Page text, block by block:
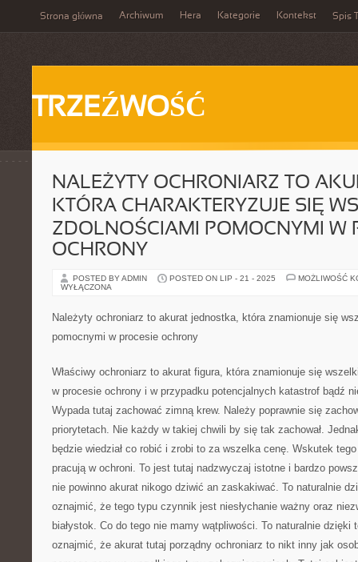
Strona główna Archiwum Hera Kategorie Kontekst Spis
TRZEŹWOŚĆ
NALEŻYTY OCHRONIARZ TO
KTÓRA CHARAKTERYZUJE SIĘ
ZDOLNOŚCIAMI POMOCNYMI W
OCHRONY
POSTED BY ADMIN POSTED ON LIP - 21 - 2025
MOŻLIWOŚĆ
WYŁĄCZONA
Należyty ochroniarz to akurat jednostka, która znamionuje się
pomocnymi w procesie ochrony
Właściwy ochroniarz to akurat figura, która znamionuje się
w procesie ochrony i w przypadku potencjalnych katastrof bądź
Wypada tutaj zachować zimną krew. Należy poprawnie się
priorytetach. Nie każdy w takiej chwili by się tak zachował.
będzie wiedział co robić i zrobi to za wszelka cenę. Wskutek
pracują w ochroni. To jest tutaj nadzwyczaj istotne i bardzo
nie powinno akurat nikogo dziwić an zaskakiwać. To naturalnie
oznajmić, że tego typu czynnik jest niesłychanie ważny oraz
białystok. Co do tego nie mamy wątpliwości. To naturalnie dzięki
oznajmić, że akurat tutaj porządny ochroniarz to nikt inny jak